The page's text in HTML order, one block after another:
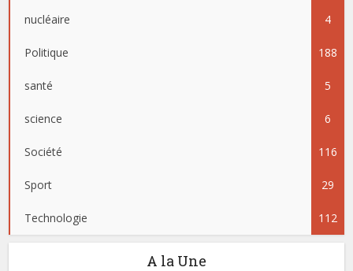
nucléaire 4
Politique 188
santé 5
science 6
Société 116
Sport 29
Technologie 112
A la Une